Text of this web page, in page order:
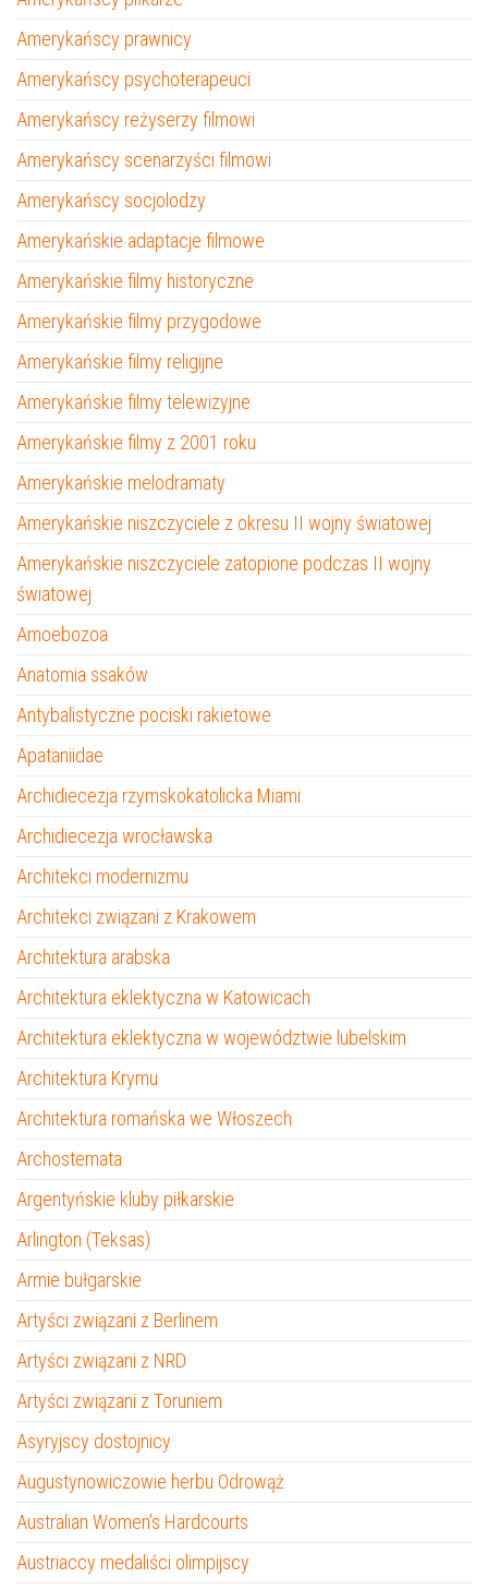
Amerykańscy prawnicy
Amerykańscy psychoterapeuci
Amerykańscy reżyserzy filmowi
Amerykańscy scenarzyści filmowi
Amerykańscy socjolodzy
Amerykańskie adaptacje filmowe
Amerykańskie filmy historyczne
Amerykańskie filmy przygodowe
Amerykańskie filmy religijne
Amerykańskie filmy telewizyjne
Amerykańskie filmy z 2001 roku
Amerykańskie melodramaty
Amerykańskie niszczyciele z okresu II wojny światowej
Amerykańskie niszczyciele zatopione podczas II wojny
światowej
Amoebozoa
Anatomia ssaków
Antybalistyczne pociski rakietowe
Apataniidae
Archidiecezja rzymskokatolicka Miami
Archidiecezja wrocławska
Architekci modernizmu
Architekci związani z Krakowem
Architektura arabska
Architektura eklektyczna w Katowicach
Architektura eklektyczna w województwie lubelskim
Architektura Krymu
Architektura romańska we Włoszech
Archostemata
Argentyńskie kluby piłkarskie
Arlington (Teksas)
Armie bułgarskie
Artyści związani z Berlinem
Artyści związani z NRD
Artyści związani z Toruniem
Asyryjscy dostojnicy
Augustynowiczowie herbu Odrowąż
Australian Women’s Hardcourts
Austriaccy medaliści olimpijscy